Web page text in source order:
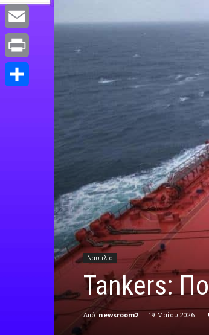
Ναυτιλία
Tankers:
Από newsroom2 - 19 Μαΐου 2026
WhatsApp
Email
Print